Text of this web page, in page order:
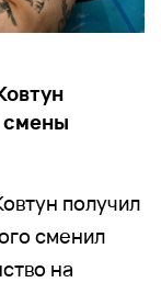
смены
получил
сменил
на